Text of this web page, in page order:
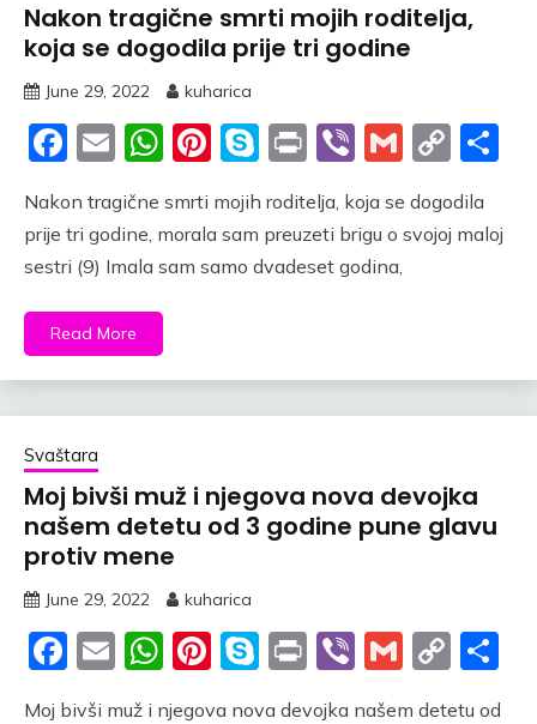
Nakon tragične smrti mojih roditelja,
koja se dogodila prije tri godine
June 29, 2022 kuharica
Facebook
EmailWhatsApp
Pinterest
Skype
PrintViberGmail
Link
Nakon tragične smrti mojih roditelja, koja se dogodila
prije tri godine, morala sam preuzeti brigu o svojoj maloj
sestri (9) Imala sam samo dvadeset godina,
Read More
Svaštara
Moj bivši muž i njegova nova devojka
našem detetu od 3 godine pune glavu
protiv mene
June 29, 2022 kuharica
Facebook
EmailWhatsApp
Pinterest
Skype
PrintViberGmail
Link
Moj bivši muž i njegova nova devojka našem detetu od